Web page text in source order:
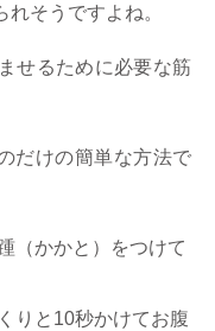
そうですよね。
せるために必要な筋
だけの簡単な方法で
（かかと）をつけて
りと10秒かけてお腹